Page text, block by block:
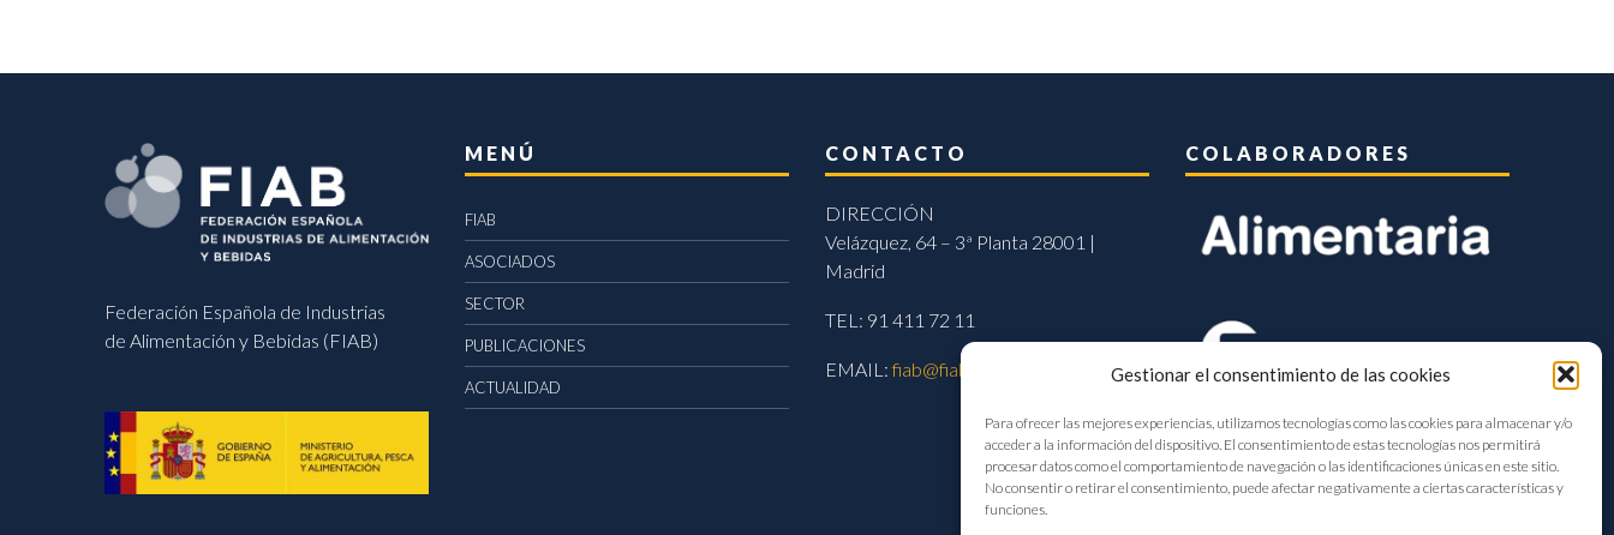
Gestionar el consentimiento de las cookies
Para ofrecer las mejores experiencias, utilizamos tecnologías como las cookies para almacenar y/o
acceder a la información del dispositivo. El consentimiento de estas tecnologías nos permitirá
procesar datos como el comportamiento de navegación o las identificaciones únicas en este sitio.
No consentir o retirar el consentimiento, puede afectar negativamente a ciertas características y
funciones.
Federación Española de Industrias
de Alimentación y Bebidas (FIAB)
MENÚ
FIAB
ASOCIADOS
SECTOR
PUBLICACIONES
ACTUALIDAD
CONTACTO
DIRECCIÓN
Velázquez, 64 – 3ª Planta 28001 |
Madrid
TEL: 91 411 72 11
EMAIL:fiab@fiab.es
COLABORADORES